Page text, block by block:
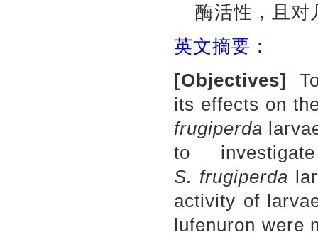
酶活性，且对
英文摘要：
[Objectives]
its effects on
frugiperda
to
S. frugiperda
activity of
lufenuron were